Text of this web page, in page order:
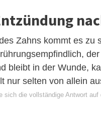
Zahns kommt es zu
bleibt in der Wunde,
nur selten von allein
sich die vollständige Antwort auf